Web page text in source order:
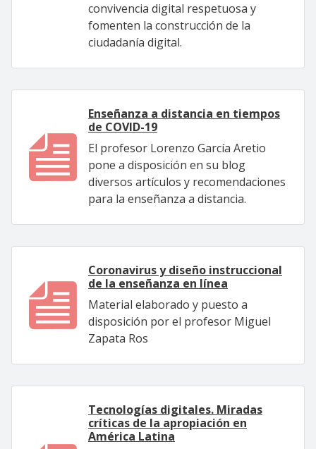
convivencia digital respetuosa y
fomenten la construcción de la
ciudadanía digital.
Enseñanza a distancia en tiempos
de COVID-19
El profesor Lorenzo García Aretio
pone a disposición en su blog
diversos artículos y recomendaciones
para la enseñanza a distancia.
Coronavirus y diseño instruccional
de la enseñanza en línea
Material elaborado y puesto a
disposición por el profesor Miguel
Zapata Ros
Tecnologías digitales. Miradas
críticas de la apropiación en
América Latina